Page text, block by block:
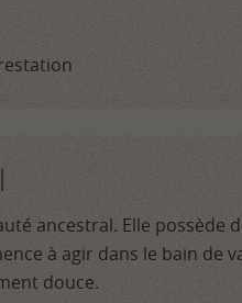
ancestral. Elle possède
à agir dans le bain
douce.